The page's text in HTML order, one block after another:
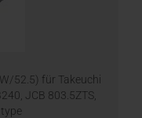
52.5) für Takeuchi
JCB 803.5ZTS,